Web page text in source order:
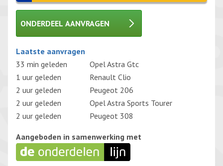
ONDERDEEL AANVRAGEN
Gelieve dit veld leeg te laten.
Laatste aanvragen
33 min geleden
Opel Astra Gtc
1 uur geleden
Renault Clio
2 uur geleden
Peugeot 206
2 uur geleden
Opel Astra Sports Tourer
2 uur geleden
Peugeot 308
Aangeboden in samenwerking met